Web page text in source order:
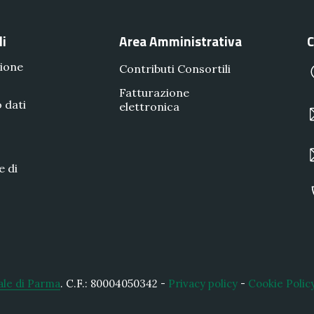
dati
di
Area Amministrativa
Contributi Consortili
Fatturazione
elettronica
di Parma. C.F.: 80004050342 - Privacy policy - Cookie